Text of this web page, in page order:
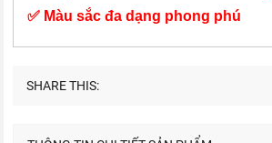
✅ Màu sắc đa dạng phong phú
SHARE THIS: